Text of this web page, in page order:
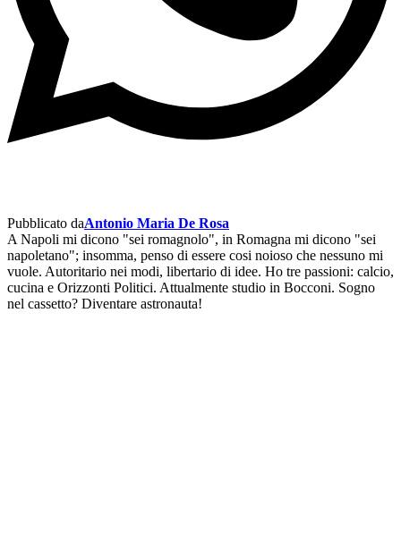
Pubblicato daAntonio Maria De Rosa
A Napoli mi dicono "sei romagnolo", in Romagna mi dicono "sei
napoletano"; insomma, penso di essere cosi noioso che nessuno mi
vuole. Autoritario nei modi, libertario di idee. Ho tre passioni: calcio,
cucina e Orizzonti Politici. Attualmente studio in Bocconi. Sogno
nel cassetto? Diventare astronauta!